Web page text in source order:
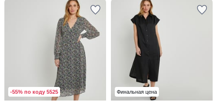
-55% по коду 5525 Финальная цена